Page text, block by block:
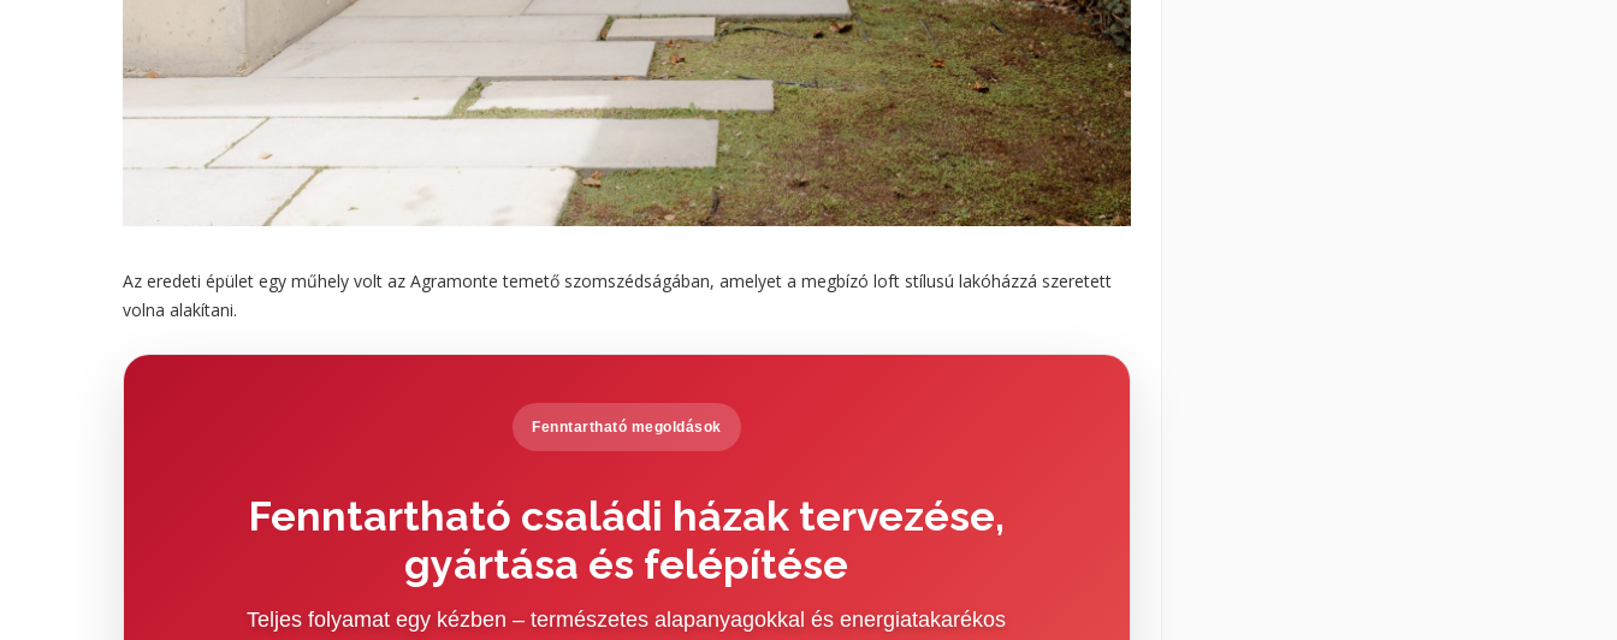
Az eredeti épület egy műhely volt az Agramonte temető szomszédságában, amelyet a megbízó loft stílusú lakóházzá szeretett
volna alakítani.
Fenntartható megoldások
Fenntartható családi házak tervezése,
gyártása és felépítése
Teljes folyamat egy kézben – természetes alapanyagokkal és energiatakarékos